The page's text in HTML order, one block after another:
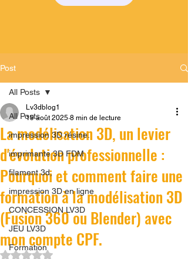
Post
All Posts
impression 3D résine.
imprimante 3D FDM
filament 3d,
impression 3D en ligne
CONCESSION LV3D
JEU LV3D
Formation
All Posts
La modélisation 3D, un levier
d'évolution professionnelle :
Pourquoi et comment faire une
formation à la modélisation 3D
(Fusion 360 ou Blender) avec
mon compte CPF.
Lv3dblog1
19 août 2025 8 min de lecture
Noté NaN étoiles sur 5.